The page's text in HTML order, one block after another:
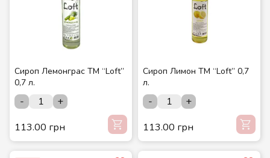
Сироп Лемонграс ТМ “Loft”
0,7 л.
-
+
113.00 грн
Сироп Лимон ТМ “Loft” 0,7
л.
-
+
113.00 грн